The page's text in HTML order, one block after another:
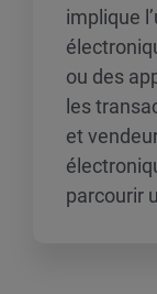
implique
ou des
les
et
parcourir